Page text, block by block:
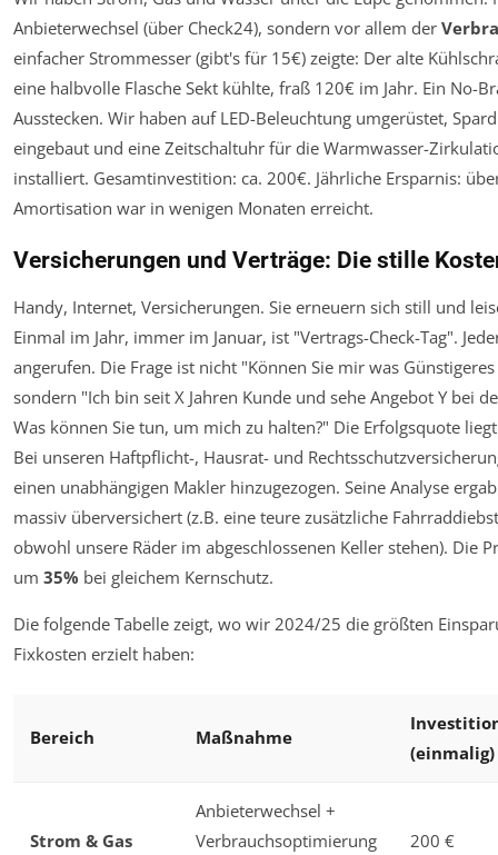
Anbieterwechsel (über Check24), sondern vor allem der
einfacher Strommesser (gibt's für 15€) zeigte: Der alte
eine halbvolle Flasche Sekt kühlte, fraß 120€ im Jahr. Ein No-
Ausstecken. Wir haben auf LED-Beleuchtung umgerüstet,
eingebaut und eine Zeitschaltuhr für die Warmwasser-
installiert. Gesamtinvestition: ca. 200€. Jährliche Ersparnis:
Amortisation war in wenigen Monaten erreicht.
Versicherungen und Verträge: Die stille
Handy, Internet, Versicherungen. Sie erneuern sich still und
Einmal im Jahr, immer im Januar, ist "Vertrags-Check-Tag".
angerufen. Die Frage ist nicht "Können Sie mir was
sondern "Ich bin seit X Jahren Kunde und sehe Angebot Y bei
Was können Sie tun, um mich zu halten?" Die Erfolgsquote
Bei unseren Haftpflicht-, Hausrat- und
einen unabhängigen Makler hinzugezogen. Seine Analyse
massiv überversichert (z.B. eine teure zusätzliche
obwohl unsere Räder im abgeschlossenen Keller stehen). Die
um 35% bei gleichem Kernschutz.
Die folgende Tabelle zeigt, wo wir 2024/25 die größten
Fixkosten erzielt haben:
Bereich Maßnahme
(einmalig)
Strom & Gas
Anbieterwechsel +
Verbrauchsoptimierung
200 €